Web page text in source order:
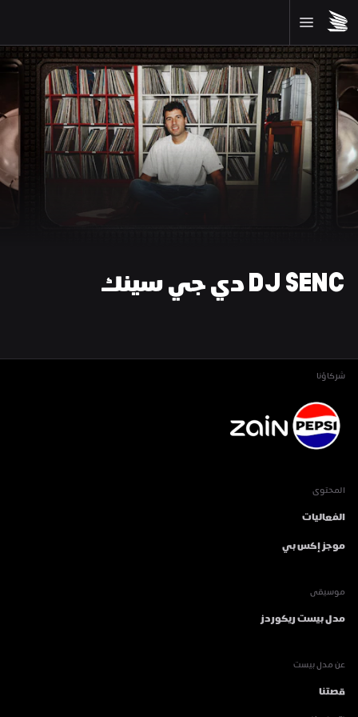
DJ SENC دي جي سينك
شركاؤنا
المحتوى
الفعاليات
موجز إكس بي
موسيقى
مدل بيست ريكوردز
عن مدل بيست
قصتنا